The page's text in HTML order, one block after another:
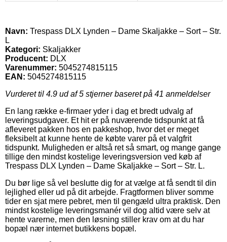
Navn: Trespass DLX Lynden – Dame Skaljakke – Sort – Str.
L
Kategori: Skaljakker
Producent: DLX
Varenummer: 5045274815115
EAN: 5045274815115
Vurderet til 4.9 ud af 5 stjerner baseret på 41 anmeldelser
En lang række e-firmaer yder i dag et bredt udvalg af
leveringsudgaver. Et hit er på nuværende tidspunkt at få
afleveret pakken hos en pakkeshop, hvor det er meget
fleksibelt at kunne hente de købte varer på et valgfrit
tidspunkt. Muligheden er altså ret så smart, og mange gange
tillige den mindst kostelige leveringsversion ved køb af
Trespass DLX Lynden – Dame Skaljakke – Sort – Str. L.
Du bør lige så vel beslutte dig for at vælge at få sendt til din
lejlighed eller ud på dit arbejde. Fragtformen bliver somme
tider en sjat mere pebret, men til gengæld ultra praktisk. Den
mindst kostelige leveringsmanér vil dog altid være selv at
hente varerne, men den løsning stiller krav om at du har
bopæl nær internet butikkens bopæl.